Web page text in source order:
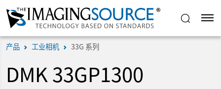
产品 工业相机 33G 系列
DMK 33GP1300